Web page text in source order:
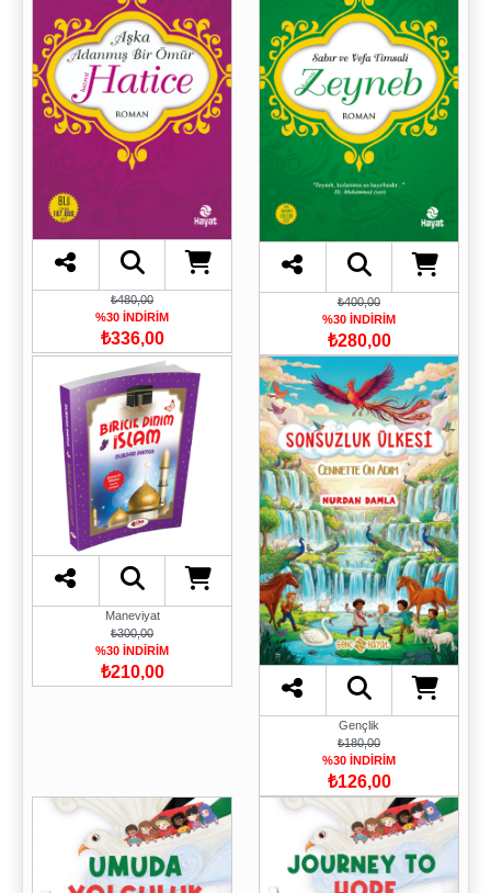
₺480,00
%30 İNDİRİM
₺336,00
₺400,00
%30 İNDİRİM
₺280,00
Maneviyat
₺300,00
%30 İNDİRİM
₺210,00
Gençlik
₺180,00
%30 İNDİRİM
₺126,00